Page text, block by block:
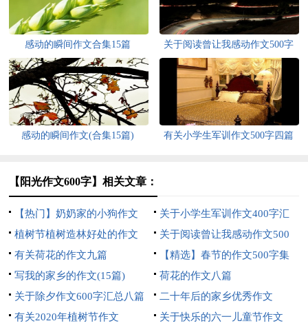
感动的瞬间作文合集15篇
关于阅读曾让我感动作文500字
集锦7篇
感动的瞬间作文(合集15篇) 有关小学生军训作文500字四篇
【阳光作文600字】相关文章：
【热门】奶奶家的小狗作文
关于小学生军训作文400字汇
总5篇
植树节植树造林好处的作文
关于阅读曾让我感动作文500
字集锦10篇
有关荷花的作文九篇
【精选】春节的作文500字集
锦8篇
写我的家乡的作文(15篇)
荷花的作文八篇
关于除夕作文600字汇总八篇
二十年后的家乡优秀作文
【精】
有关2020年植树节作文 关于快乐的六一儿童节作文